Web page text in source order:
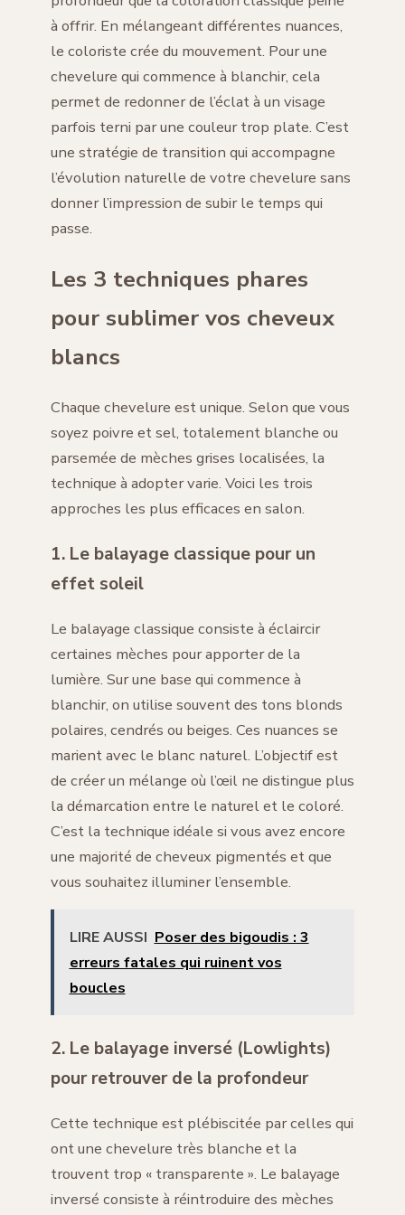
à offrir. En mélangeant différentes nuances,
le coloriste crée du mouvement. Pour une
chevelure qui commence à blanchir, cela
permet de redonner de l’éclat à un visage
parfois terni par une couleur trop plate. C’est
une stratégie de transition qui accompagne
l’évolution naturelle de votre chevelure sans
donner l’impression de subir le temps qui
passe.
Les 3 techniques phares
pour sublimer vos cheveux
blancs
Chaque chevelure est unique. Selon que vous
soyez poivre et sel, totalement blanche ou
parsemée de mèches grises localisées, la
technique à adopter varie. Voici les trois
approches les plus efficaces en salon.
1. Le balayage classique pour un
effet soleil
Le balayage classique consiste à éclaircir
certaines mèches pour apporter de la
lumière. Sur une base qui commence à
blanchir, on utilise souvent des tons blonds
polaires, cendrés ou beiges. Ces nuances se
marient avec le blanc naturel. L’objectif est
de créer un mélange où l’œil ne distingue plus
la démarcation entre le naturel et le coloré.
C’est la technique idéale si vous avez encore
une majorité de cheveux pigmentés et que
vous souhaitez illuminer l’ensemble.
LIRE AUSSI Poser des bigoudis : 3
erreurs fatales qui ruinent vos
boucles
2. Le balayage inversé (Lowlights)
pour retrouver de la profondeur
Cette technique est plébiscitée par celles qui
ont une chevelure très blanche et la
trouvent trop « transparente ». Le balayage
inversé consiste à réintroduire des mèches